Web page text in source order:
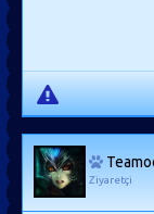
Ziyaretçi